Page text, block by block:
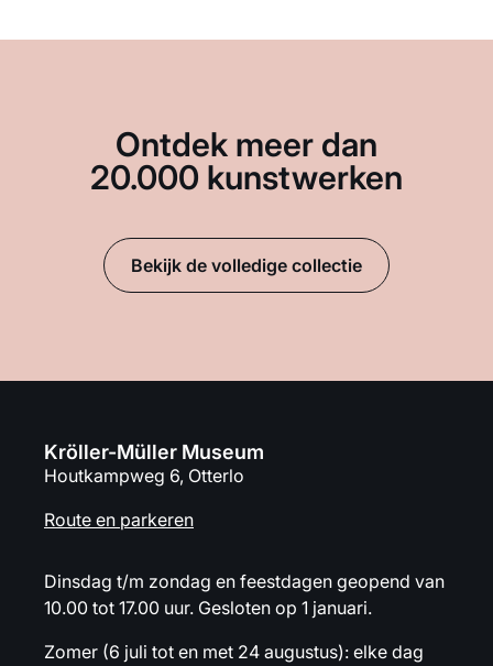
Ontdek meer dan
20.000 kunstwerken
Bekijk de volledige collectie
Kröller-Müller Museum
Houtkampweg 6, Otterlo
Route en parkeren
Dinsdag t/m zondag en feestdagen geopend van
10.00 tot 17.00 uur. Gesloten op 1 januari.
Zomer (6 juli tot en met 24 augustus): elke dag